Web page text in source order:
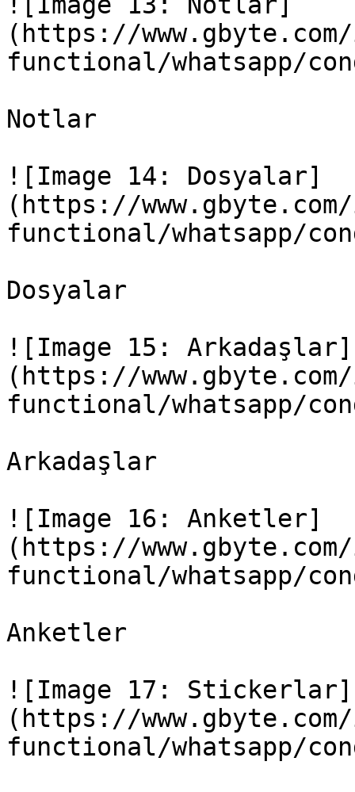
(https://
functional/whatsapp/
Notlar
![Image 14: Dosyalar]
(https://
functional/whatsapp/
Dosyalar
![Image 15: Arkadaşlar]
(https://
functional/whatsapp/
Arkadaşlar
![Image 16: Anketler]
(https://
functional/whatsapp/
Anketler
![Image 17: Stickerlar]
(https://
functional/whatsapp/